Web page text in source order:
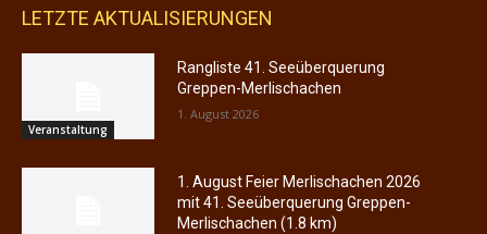
LETZTE AKTUALISIERUNGEN
Veranstaltung
Rangliste 41. Seeüberquerung
Greppen-Merlischachen
1. August 2026
1. August Feier Merlischachen 2026
mit 41. Seeüberquerung Greppen-
Merlischachen (1.8 km)